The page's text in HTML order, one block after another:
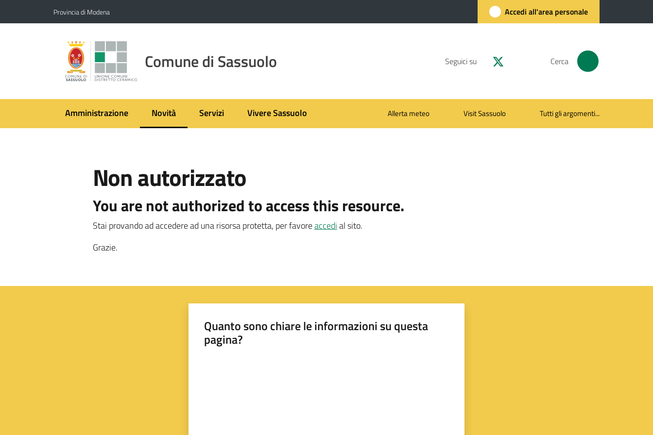
Provincia di Modena Accedi all'area personale
Comune di Sassuolo Seguici su Cerca
Amministrazione Novità
Menu selezionato
Servizi Vivere Sassuolo Allerta meteo Visit Sassuolo Tutti gli argomenti...
Non autorizzato
You are not authorized to access this resource.
Stai provando ad accedere ad una risorsa protetta, per favoreaccedial sito.
Grazie.
Quanto sono chiare le informazioni su questa
pagina?